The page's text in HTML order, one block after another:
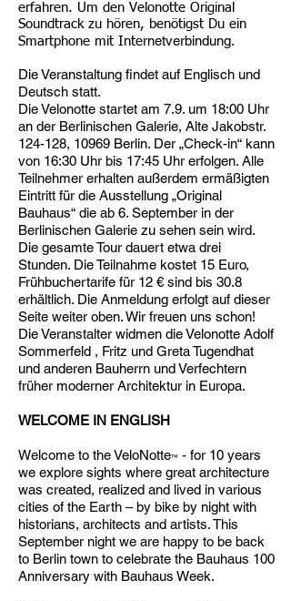
erfahren. Um den Velonotte Original
Soundtrack zu hören, benötigst Du ein
Smartphone mit Internetverbindung.
Die Veranstaltung findet auf Englisch und
Deutsch statt.
Die Velonotte startet am 7.9. um 18:00 Uhr
an der Berlinischen Galerie, Alte Jakobstr.
124-128, 10969 Berlin. Der „Check-in“ kann
von 16:30 Uhr bis 17:45 Uhr erfolgen. Alle
Teilnehmer erhalten außerdem ermäßigten
Eintritt für die Ausstellung „Original
Bauhaus“ die ab 6. September in der
Berlinischen Galerie zu sehen sein wird.
Die gesamte Tour dauert etwa drei
Stunden. Die Teilnahme kostet 15 Euro,
Frühbuchertarife für 12 € sind bis 30.8
erhältlich. Die Anmeldung erfolgt auf dieser
Seite weiter oben. Wir freuen uns schon!
Die Veranstalter widmen die Velonotte Adolf
Sommerfeld , Fritz und Greta Tugendhat
und anderen Bauherrn und Verfechtern
früher moderner Architektur in Europa.
WELCOME IN ENGLISH
Welcome to the VeloNotte™ - for 10 years
we explore sights where great architecture
was created, realized and lived in various
cities of the Earth – by bike by night with
historians, architects and artists. This
September night we are happy to be back
to Berlin town to celebrate the Bauhaus 100
Anniversary with Bauhaus Week.